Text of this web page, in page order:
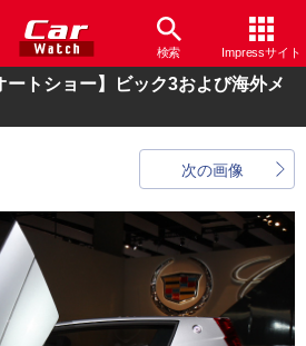
検索 Impressサイト
ートショー】ビック3および海外メ
次の画像